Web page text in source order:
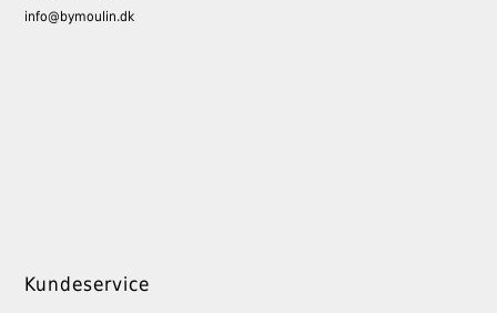
info@bymoulin.dk
Kundeservice